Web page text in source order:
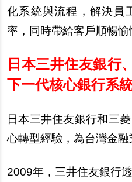
化系統與流程，解決員
率，同時帶給客戶順暢愉
日本三井住友銀行
下一代核心銀行系
日本三井住友銀行和三
心轉型經驗，為台灣金融
2009年，三井住友銀行